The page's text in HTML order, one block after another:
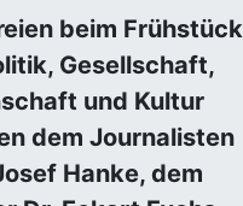
beim Frühstück
Gesellschaft,
und Kultur
dem Journalisten
Hanke, dem